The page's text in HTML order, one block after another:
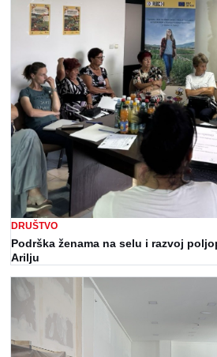
DRUŠTVO
Podrška ženama na selu i razvoj
Arilju